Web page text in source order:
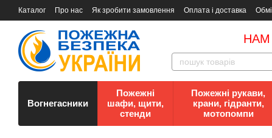
Каталог Про нас Як зробити замовлення Оплата і доставка
Документи
Контакти Документи з пожежної безпеки
НАМ
Вогнегасники
Пожежні
шафи, щити,
стенди
Пожежні рукави,
крани, гідранти,
мотопомпи